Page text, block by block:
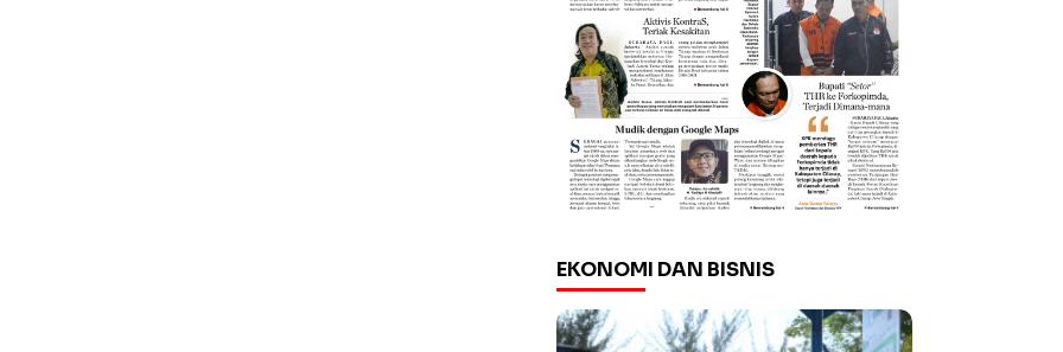
EKONOMI DAN BISNIS